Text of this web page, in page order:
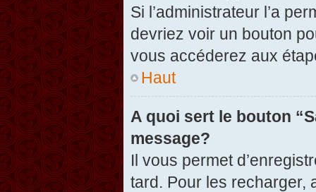
Si l’administrateur l’a
devriez voir un bouton
vous accéderez aux
Haut
A quoi sert le bouton
message?
Il vous permet
tard. Pour les recharger,